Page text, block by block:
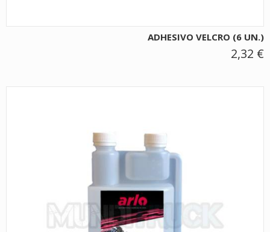
ADHESIVO VELCRO (6 UN.)
2,32 €